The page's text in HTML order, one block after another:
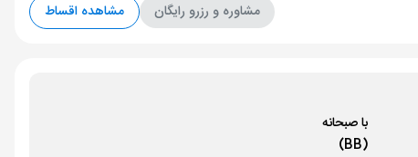
مشاوره و رزرو رایگان مشاهده اقساط
با صبحانه
(BB)